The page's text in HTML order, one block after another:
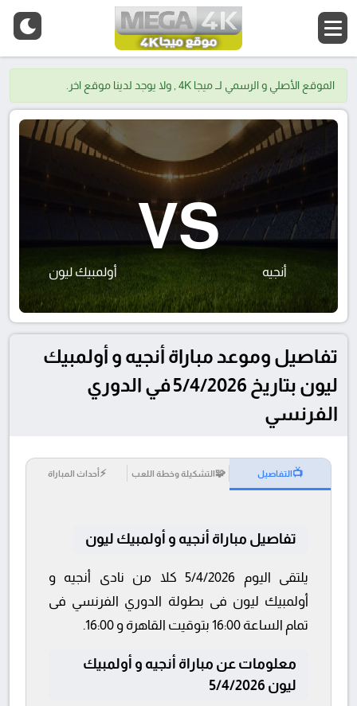
الموقع الأصلي و الرسمي لــ ميجا 4K , ولا يوجد لدينا موقع اخر.
أنجيه
VS
أولمبيك ليون
تفاصيل وموعد مباراة أنجيه و أولمبيك
ليون بتاريخ 5/4/2026 في الدوري
الفرنسي
📺التفاصيل 🧩التشكيلة وخطة اللعب ⚡أحداث المباراة
تفاصيل مباراة أنجيه و أولمبيك ليون
يلتقى اليوم 5/4/2026 كلا من نادى أنجيه و
أولمبيك ليون فى بطولة الدوري الفرنسي فى
تمام الساعة 16:00 بتوقيت القاهرة و 16:00.
معلومات عن مباراة أنجيه و أولمبيك
ليون 5/4/2026